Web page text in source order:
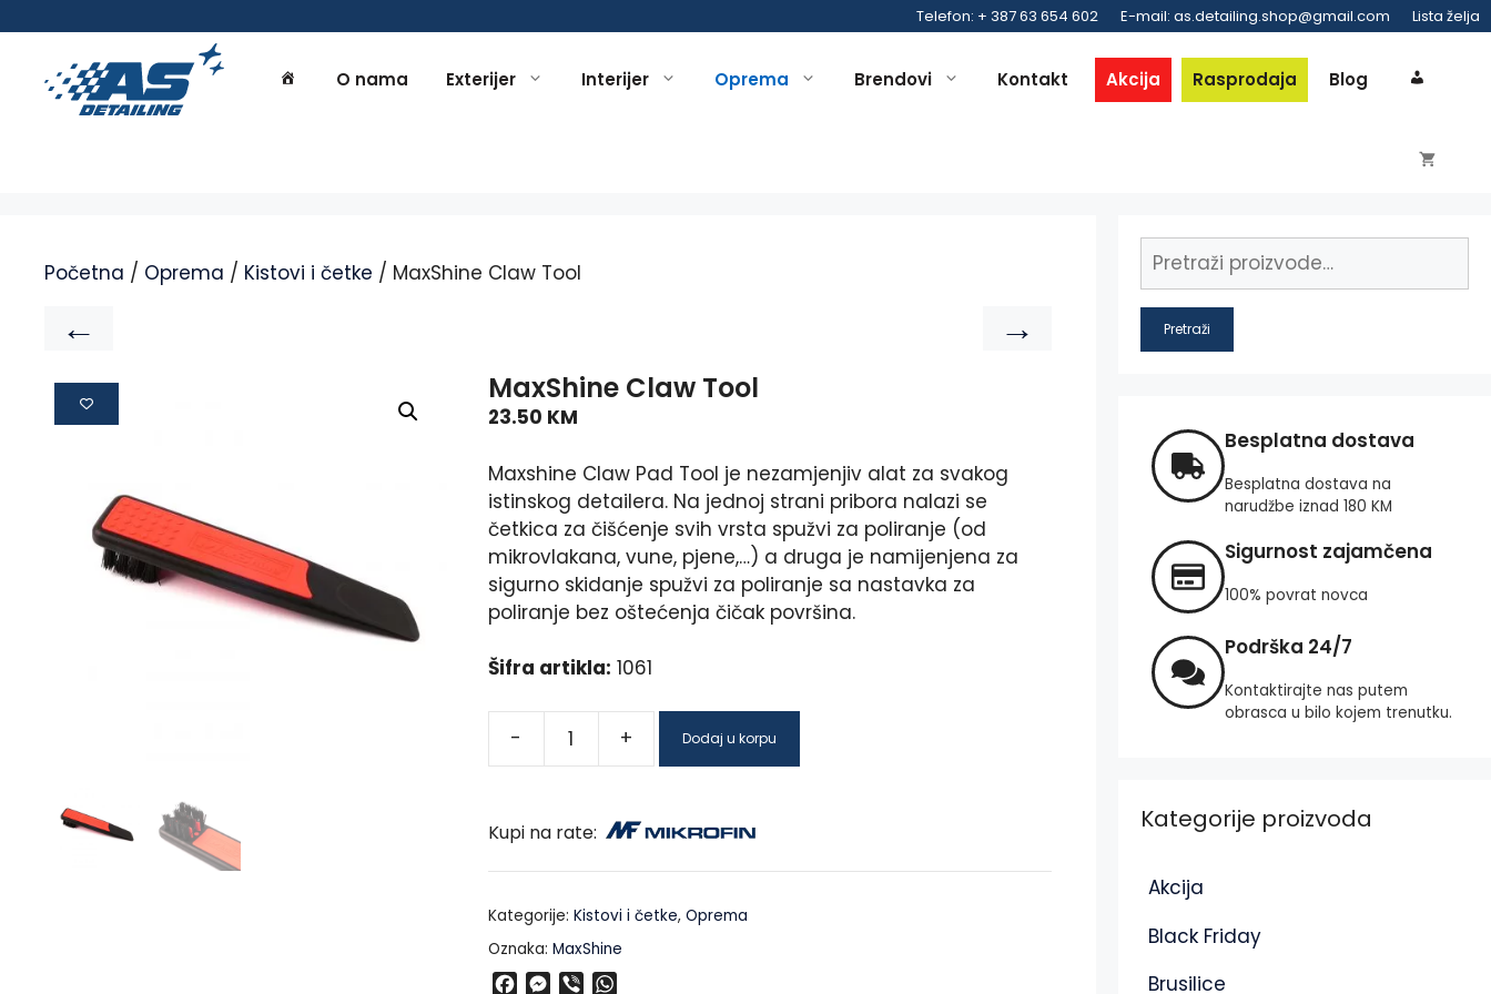
Telefon: + 387 63 654 602 E-mail: as.detailing.shop@gmail.com Lista želja
O nama Exterijer Interijer Oprema Brendovi Kontakt Akcija Rasprodaja Blog
Početna / Oprema / Kistovi i četke / MaxShine Claw Tool
← →
MaxShine Claw Tool
23.50 KM
Maxshine Claw Pad Tool je nezamjenjiv alat za svakog
istinskog detailera. Na jednoj strani pribora nalazi se
četkica za čišćenje svih vrsta spužvi za poliranje (od
mikrovlakana, vune, pjene,…) a druga je namijenjena za
sigurno skidanje spužvi za poliranje sa nastavka za
poliranje bez oštećenja čičak površina.
Šifra artikla: 1061
- + Dodaj u korpu
Kupi na rate:
Kategorije: Kistovi i četke, Oprema
Oznaka: MaxShine
M
Pretraži
Besplatna dostava
Besplatna dostava na
narudžbe iznad 180 KM
Sigurnost zajamčena
100% povrat novca
Podrška 24/7
Kontaktirajte nas putem
obrasca u bilo kojem trenutku.
Kategorije proizvoda
Akcija
Black Friday
Brusilice